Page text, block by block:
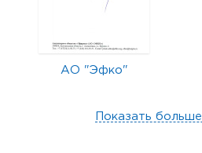
АО "Эфко"
Показать